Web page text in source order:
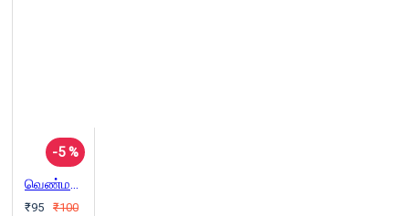
-5 %
வெண்மணி நெஞ்சில் நின்ற தீ
₹95 ₹100